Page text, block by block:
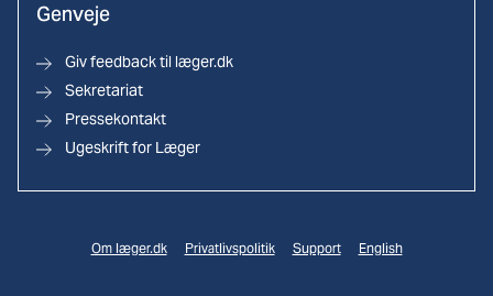
Genveje
Giv feedback til læger.dk
Sekretariat
Pressekontakt
Ugeskrift for Læger
Om læger.dk Privatlivspolitik Support English